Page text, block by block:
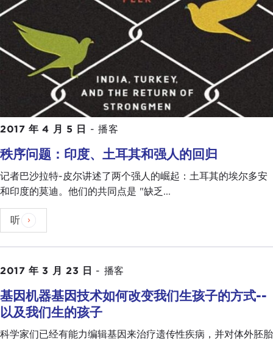
2017 年 4 月 5 日 - 播客
秩序问题：印度、土耳其和强人的回归
记者巴沙拉特-皮尔讲述了两个强人的崛起：土耳其的埃尔多安
和印度的莫迪。他们的共同点是 "缺乏...
听
2017 年 3 月 23 日 - 播客
基因机器基因技术如何改变我们生孩子的方式--
以及我们生的孩子
科学家们已经有能力编辑基因来治疗遗传性疾病，并对体外胚胎